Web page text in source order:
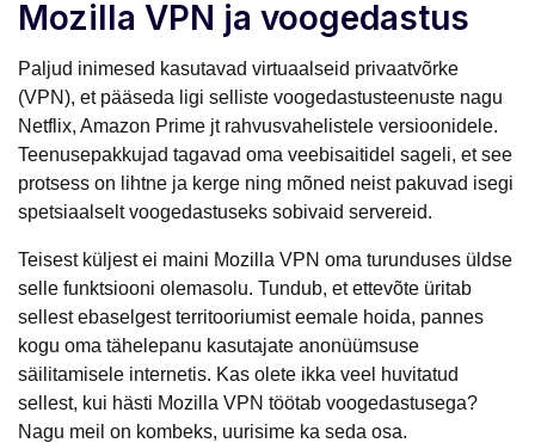
Mozilla VPN ja voogedastus
Paljud inimesed kasutavad virtuaalseid privaatvõrke
(VPN), et pääseda ligi selliste voogedastusteenuste nagu
Netflix, Amazon Prime jt rahvusvahelistele versioonidele.
Teenusepakkujad tagavad oma veebisaitidel sageli, et see
protsess on lihtne ja kerge ning mõned neist pakuvad isegi
spetsiaalselt voogedastuseks sobivaid servereid.
Teisest küljest ei maini Mozilla VPN oma turunduses üldse
selle funktsiooni olemasolu. Tundub, et ettevõte üritab
sellest ebaselgest territooriumist eemale hoida, pannes
kogu oma tähelepanu kasutajate anonüümsuse
säilitamisele internetis. Kas olete ikka veel huvitatud
sellest, kui hästi Mozilla VPN töötab voogedastusega?
Nagu meil on kombeks, uurisime ka seda osa.